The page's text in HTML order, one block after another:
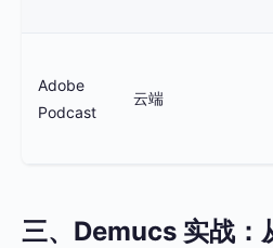
Adobe
Podcast
云端
三、Demucs 实战：